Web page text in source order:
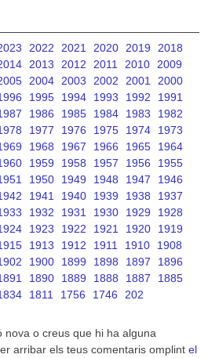
2022 2021 2020 2019
2018
2013 2012 2011 2010
2009
2004 2003 2002 2001
2000
1995 1994 1993 1992
1991
1986 1985 1984 1983
1982
1977 1976 1975 1974
1973
1968 1967 1966 1965
1964
1959 1958 1957 1956
1955
1950 1949 1948 1947
1946
1941 1940 1939 1938
1937
1932 1931 1930 1929
1928
1923 1922 1921 1920
1919
1913 1912 1911 1910
1908
1900 1899 1898 1897
1896
1890 1889 1888 1887
1885
1811 1756 1746 202
nova o creus que hi ha alguna
arribar els teus comentaris omplint el